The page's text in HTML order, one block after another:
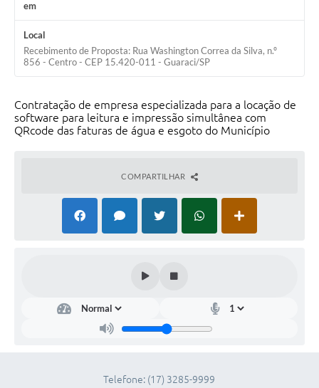
Legislação
Links
Serviços Online
SIC
em
Local
Recebimento de Proposta: Rua Washington Correa da Silva, n.º
856 - Centro - CEP 15.420-011 - Guaraci/SP
Contratação de empresa especializada para a locação de
software para leitura e impressão simultânea com
QRcode das faturas de água e esgoto do Município
COMPARTILHAR
Telefone: (17) 3285-9999